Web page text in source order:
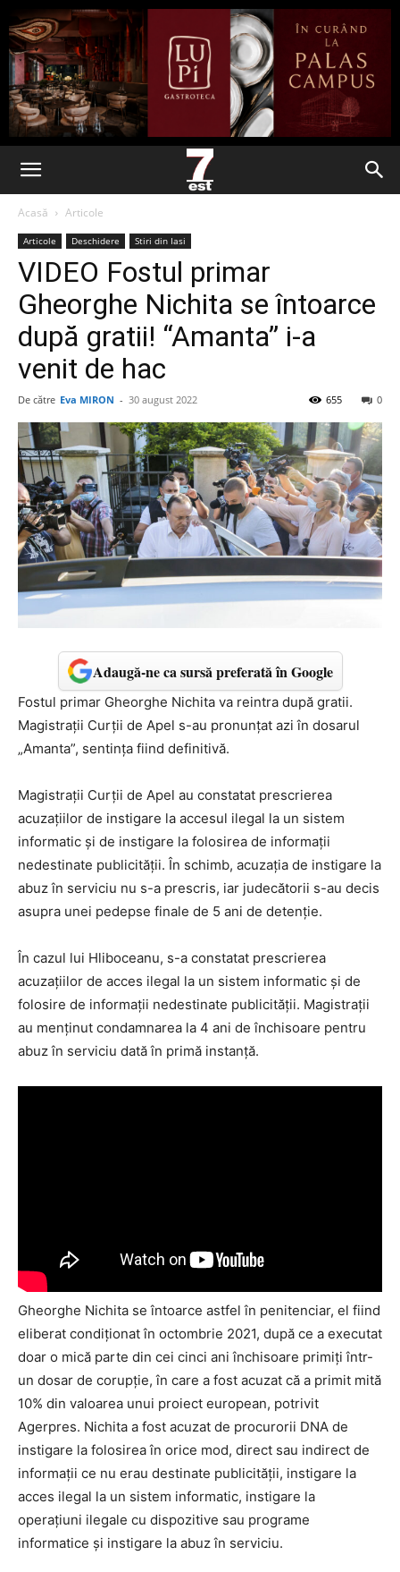
Acasă Articole
Articole Deschidere Stiri din Iasi
VIDEO Fostul primar
Gheorghe Nichita se întoarce
după gratii! “Amanta” i-a
venit de hac
De către Eva MIRON - 30 august 2022 0
655
Adaugă-ne ca sursă preferată în Google
Fostul primar Gheorghe Nichita va reintra după gratii.
Magistrații Curții de Apel s-au pronunțat azi în dosarul
„Amanta”, sentința fiind definitivă.
Magistrații Curții de Apel au constatat prescrierea
acuzațiilor de instigare la accesul ilegal la un sistem
informatic și de instigare la folosirea de informații
nedestinate publicității. În schimb, acuzația de instigare la
abuz în serviciu nu s-a prescris, iar judecătorii s-au decis
asupra unei pedepse finale de 5 ani de detenție.
În cazul lui Hliboceanu, s-a constatat prescrierea
acuzațiilor de acces ilegal la un sistem informatic și de
folosire de informații nedestinate publicității. Magistrații
au menținut condamnarea la 4 ani de închisoare pentru
abuz în serviciu dată în primă instanță.
Gheorghe Nichita se întoarce astfel în penitenciar, el fiind
eliberat condiţionat în octombrie 2021, după ce a executat
doar o mică parte din cei cinci ani închisoare primiţi într-
un dosar de corupţie, în care a fost acuzat că a primit mită
10% din valoarea unui proiect european, potrivit
Agerpres. Nichita a fost acuzat de procurorii DNA de
instigare la folosirea în orice mod, direct sau indirect de
informaţii ce nu erau destinate publicităţii, instigare la
acces ilegal la un sistem informatic, instigare la
operaţiuni ilegale cu dispozitive sau programe
informatice şi instigare la abuz în serviciu.